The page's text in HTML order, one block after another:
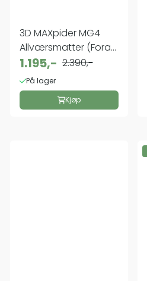
3D MAXpider MG4
Allværsmatter (Foran
og bak)
1.195,- 2.390,-
På lager
Kjøp